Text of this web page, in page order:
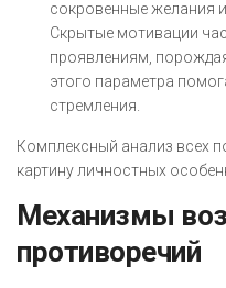
сокровенные желания
Скрытые мотивации
проявлениям,
этого параметра
стремления.
Комплексный анализ всех
картину личностных
Механизмы
противоречий